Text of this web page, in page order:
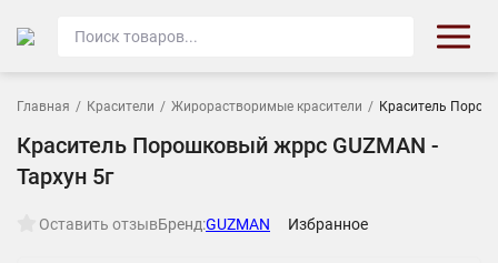
Главная / Красители / Жирорастворимые красители / Краситель
Краситель Порошковый жррс GUZMAN -
Тархун 5г
Оставить отзывБренд:GUZMAN Избранное